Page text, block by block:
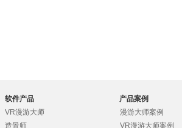
软件产品
VR漫游大师
造景师
产品案例
漫游大师案例
VR漫游大师案例